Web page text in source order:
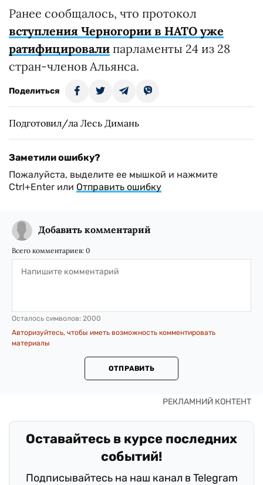
Ранее сообщалось, что протокол
вступления Черногории в НАТО уже
ратифицировали парламенты 24 из 28
стран-членов Альянса.
Поделиться
Подготовил/ла Лесь Димань
Заметили ошибку?
Пожалуйста, выделите ее мышкой и нажмите
Ctrl+Enter или Отправить ошибку
Добавить комментарий
Всего комментариев: 0
Осталось символов: 2000
Авторизуйтесь, чтобы иметь возможность комментировать
материалы
ОТПРАВИТЬ
Оставайтесь в курсе последних
событий!
Подписывайтесь на наш канал в Telegram